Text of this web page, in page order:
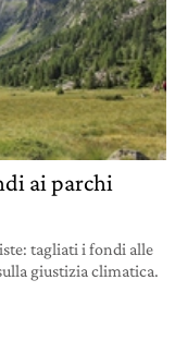
ai parchi
tagliati i fondi alle
giustizia climatica.